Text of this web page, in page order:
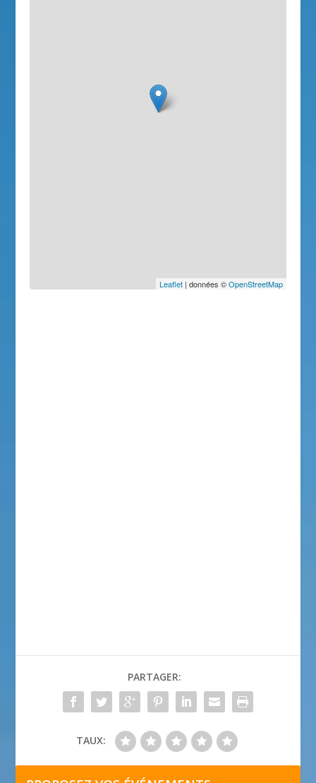
Leaflet| données ©OpenStreetMap
PARTAGER:
TAUX: